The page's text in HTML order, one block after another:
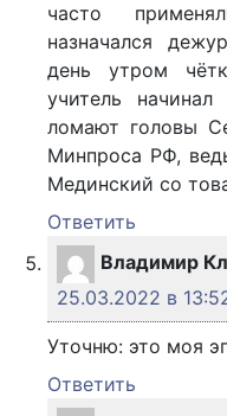
часто
назначался
день утром
учитель
ломают головы
Минпроса РФ,
Мединский со
Ответить
Владимир
25.03.2022 в
Уточню: это моя
Ответить